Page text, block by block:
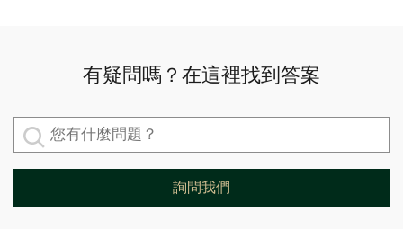
有疑問嗎？在這裡找到答案
您有什麼問題？
詢問我們